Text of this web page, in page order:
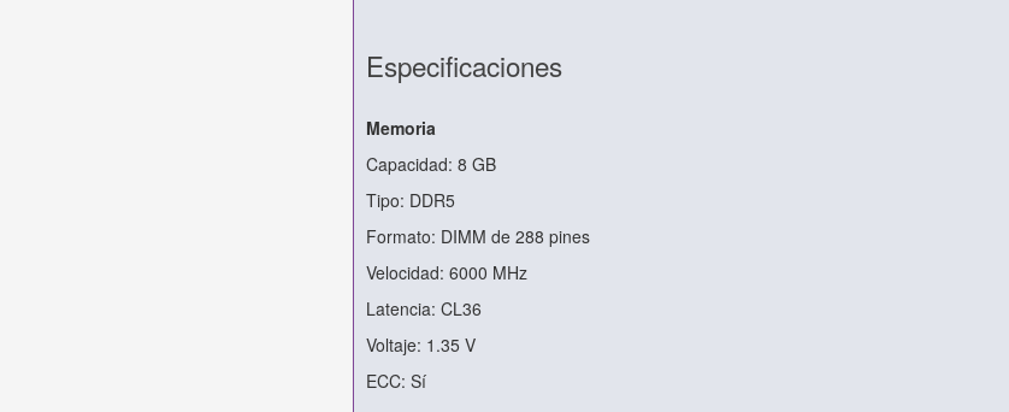
Especificaciones
Memoria
Capacidad: 8 GB
Tipo: DDR5
Formato: DIMM de 288 pines
Velocidad: 6000 MHz
Latencia: CL36
Voltaje: 1.35 V
ECC: Sí